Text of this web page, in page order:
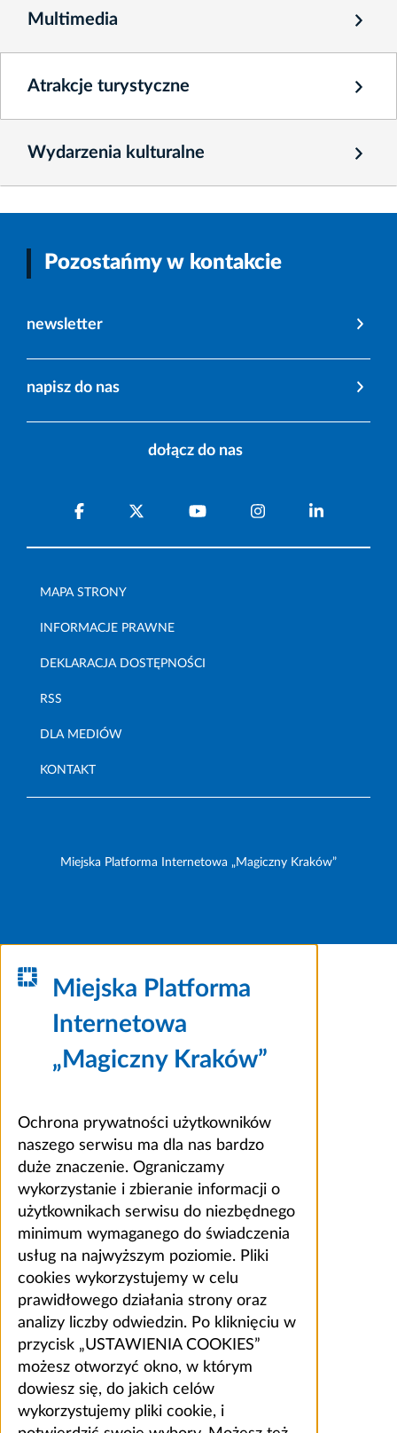
Multimedia
Atrakcje turystyczne
Wydarzenia kulturalne
Pozostańmy w kontakcie
newsletter
napisz do nas
dołącz do nas
MAPA STRONY
INFORMACJE PRAWNE
DEKLARACJA DOSTĘPNOŚCI
RSS
DLA MEDIÓW
KONTAKT
Miejska Platforma Internetowa „Magiczny Kraków”
Miejska Platforma
Internetowa
„Magiczny Kraków”
Ochrona prywatności użytkowników
naszego serwisu ma dla nas bardzo
duże znaczenie. Ograniczamy
wykorzystanie i zbieranie informacji o
użytkownikach serwisu do niezbędnego
minimum wymaganego do świadczenia
usług na najwyższym poziomie. Pliki
cookies wykorzystujemy w celu
prawidłowego działania strony oraz
analizy liczby odwiedzin. Po kliknięciu w
przycisk „USTAWIENIA COOKIES”
możesz otworzyć okno, w którym
dowiesz się, do jakich celów
wykorzystujemy pliki cookie, i